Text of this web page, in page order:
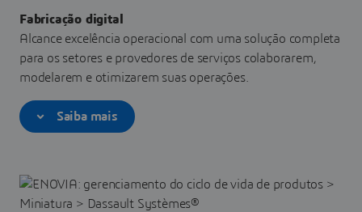
Fabricação digital
Alcance excelência operacional com uma solução completa
para os setores e provedores de serviços colaborarem,
modelarem e otimizarem suas operações.
Saiba mais